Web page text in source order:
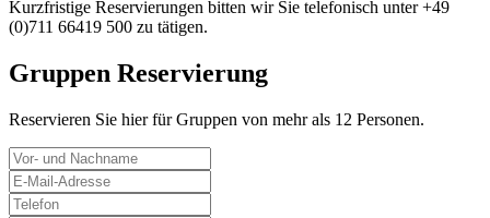
Kurzfristige Reservierungen bitten wir Sie telefonisch unter +49
(0)711 66419 500 zu tätigen.
Gruppen Reservierung
Reservieren Sie hier für Gruppen von mehr als 12 Personen.